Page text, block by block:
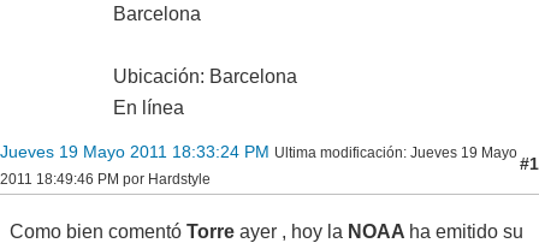
Barcelona
Ubicación: Barcelona
En línea
Jueves 19 Mayo 2011 18:33:24 PM Ultima modificación: Jueves 19 Mayo
2011 18:49:46 PM por Hardstyle
#1
Como bien comentó Torre ayer , hoy la NOAA ha emitido su